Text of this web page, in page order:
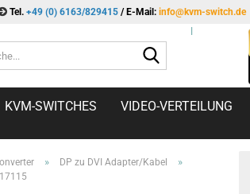
Tel. +49 (0) 6163/829415 / E-Mail: info@kvm-switch.de
KVM-SWITCHES VIDEO-VERTEILUNG
» DP zu DVI Adapter/Kabel »